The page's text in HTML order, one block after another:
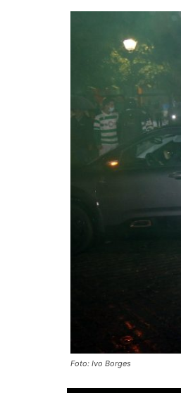
Foto: Ivo Borges